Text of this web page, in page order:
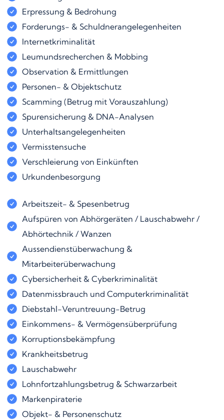
Erpressung & Bedrohung
Forderungs- & Schuldnerangelegenheiten
Internetkriminalität
Leumundsrecherchen & Mobbing
Observation & Ermittlungen
Personen- & Objektschutz
Scamming (Betrug mit Vorauszahlung)
Spurensicherung & DNA-Analysen
Unterhaltsangelegenheiten
Vermisstensuche
Verschleierung von Einkünften
Urkundenbesorgung
Arbeitszeit- & Spesenbetrug
Aufspüren von Abhörgeräten / Lauschabwehr /
Abhörtechnik / Wanzen
Aussendienstüberwachung &
Mitarbeiterüberwachung
Cybersicherheit & Cyberkriminalität
Datenmissbrauch und Computerkriminalität
Diebstahl-Veruntreuung-Betrug
Einkommens- & Vermögensüberprüfung
Korruptionsbekämpfung
Krankheitsbetrug
Lauschabwehr
Lohnfortzahlungsbetrug & Schwarzarbeit
Markenpiraterie
Objekt- & Personenschutz